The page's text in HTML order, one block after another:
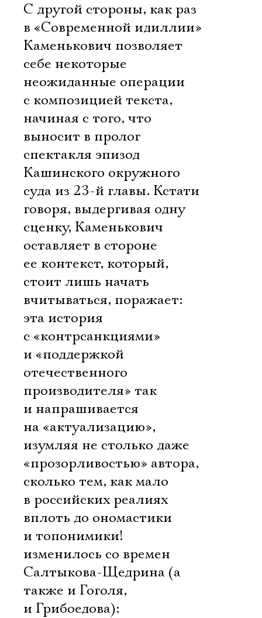
С другой стороны, как раз
в «Современной идиллии»
Каменькович позволяет
себе некоторые
неожиданные операции
с композицией текста,
начиная с того, что
выносит в пролог
спектакля эпизод
Кашинского окружного
суда из 23-й главы. Кстати
говоря, выдергивая одну
сценку, Каменькович
оставляет в стороне
ее контекст, который,
стоит лишь начать
вчитываться, поражает:
эта история
с «контрсанкциями»
и «поддержкой
отечественного
производителя» так
и напрашивается
на «актуализацию»,
изумляя не столько даже
«прозорливостью» автора,
сколько тем, как мало
в российских реалиях 
вплоть до ономастики
и топонимики! 
изменилось со времен
Салтыкова-Щедрина (а
также и Гоголя,
и Грибоедова):